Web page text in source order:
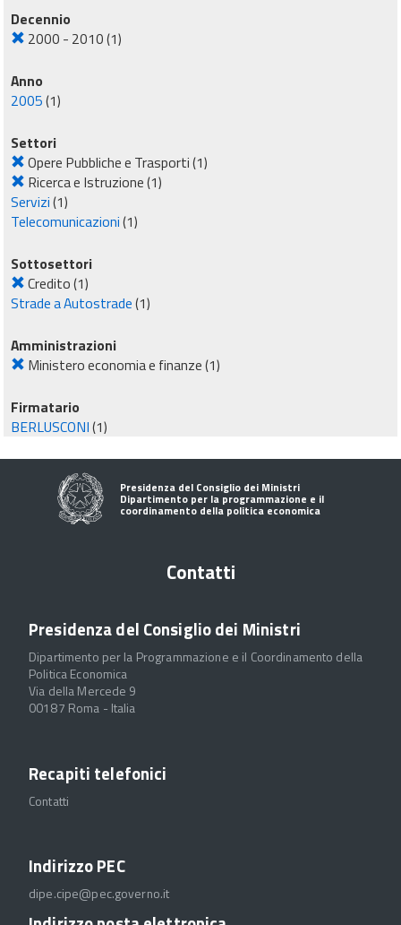
Decennio
2000 - 2010(1)
Anno
2005(1)
Settori
Opere Pubbliche e Trasporti(1)
Ricerca e Istruzione(1)
Servizi(1)
Telecomunicazioni(1)
Sottosettori
Credito(1)
Strade a Autostrade(1)
Amministrazioni
Ministero economia e finanze(1)
Firmatario
BERLUSCONI(1)
Presidenza del Consiglio dei Ministri
Dipartimento per la programmazione e il
coordinamento della politica economica
Contatti
Presidenza del Consiglio dei Ministri
Dipartimento per la Programmazione e il Coordinamento della
Politica Economica
Via della Mercede 9
00187 Roma - Italia
Recapiti telefonici
Contatti
Indirizzo PEC
dipe.cipe@pec.governo.it